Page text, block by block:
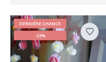
DERNIÈRE CHANCE
-23%